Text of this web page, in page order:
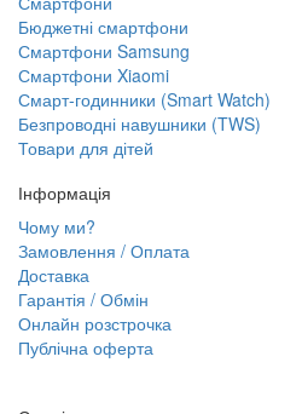
Бюджетні смартфони
Смартфони Samsung
Смартфони Xiaomi
Смарт-годинники (Smart Watch)
Безпроводні навушники (TWS)
Товари для дітей
Інформація
Чому ми?
Замовлення / Оплата
Доставка
Гарантія / Обмін
Онлайн розстрочка
Публічна оферта